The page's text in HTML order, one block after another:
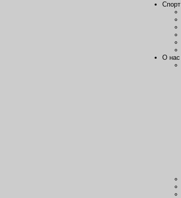
Спорт
О нас